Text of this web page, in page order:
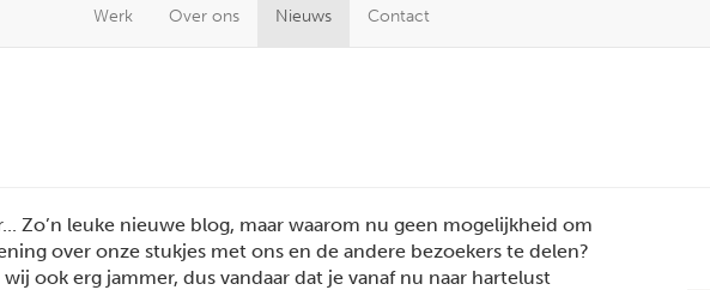
Werk Over ons Nieuws Contact
Zo’n leuke nieuwe blog, maar waarom nu geen mogelijkheid om
over onze stukjes met ons en de andere bezoekers te delen?
ook erg jammer, dus vandaar dat je vanaf nu naar hartelust